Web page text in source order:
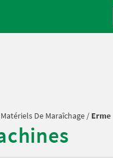
De Maraîchage / Erme
sur Landwirt.com